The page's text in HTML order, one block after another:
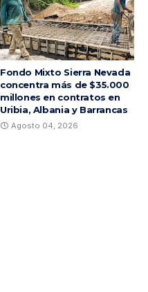
Fondo Mixto Sierra Nevada
concentra más de $35.000
millones en contratos en
Uribia, Albania y Barrancas
Agosto 04, 2026